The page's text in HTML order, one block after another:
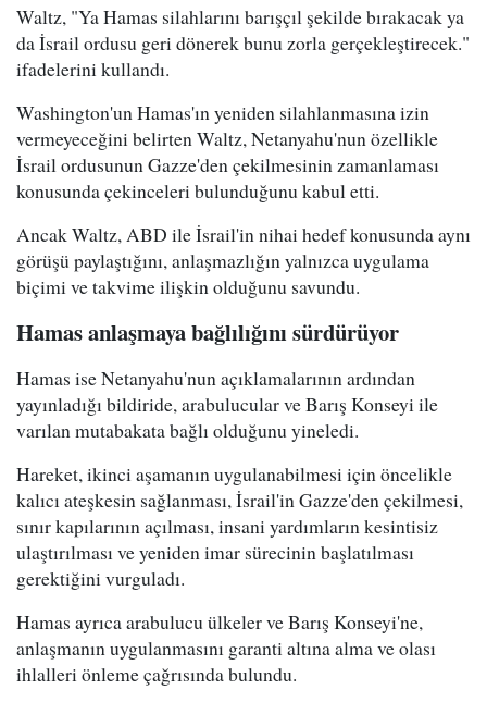
Waltz, "Ya Hamas silahlarını barışçıl şekilde bırakacak ya
da İsrail ordusu geri dönerek bunu zorla gerçekleştirecek."
ifadelerini kullandı.
Washington'un Hamas'ın yeniden silahlanmasına izin
vermeyeceğini belirten Waltz, Netanyahu'nun özellikle
İsrail ordusunun Gazze'den çekilmesinin zamanlaması
konusunda çekinceleri bulunduğunu kabul etti.
Ancak Waltz, ABD ile İsrail'in nihai hedef konusunda aynı
görüşü paylaştığını, anlaşmazlığın yalnızca uygulama
biçimi ve takvime ilişkin olduğunu savundu.
Hamas anlaşmaya bağlılığını sürdürüyor
Hamas ise Netanyahu'nun açıklamalarının ardından
yayınladığı bildiride, arabulucular ve Barış Konseyi ile
varılan mutabakata bağlı olduğunu yineledi.
Hareket, ikinci aşamanın uygulanabilmesi için öncelikle
kalıcı ateşkesin sağlanması, İsrail'in Gazze'den çekilmesi,
sınır kapılarının açılması, insani yardımların kesintisiz
ulaştırılması ve yeniden imar sürecinin başlatılması
gerektiğini vurguladı.
Hamas ayrıca arabulucu ülkeler ve Barış Konseyi'ne,
anlaşmanın uygulanmasını garanti altına alma ve olası
ihlalleri önleme çağrısında bulundu.